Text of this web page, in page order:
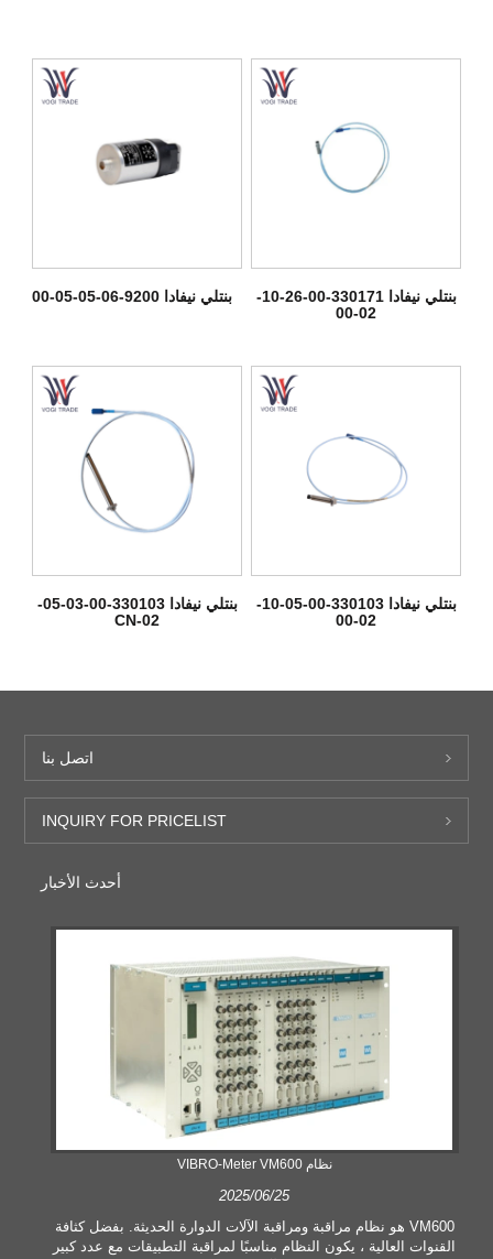
بنتلي نيفادا 9200-06-05-05-00
بنتلي نيفادا 330171-00-26-10-
02-00
بنتلي نيفادا 330103-00-03-05-
02-CN
بنتلي نيفادا 330103-00-05-10-
02-00
اتصل بنا
INQUIRY FOR PRICELIST
أحدث الأخبار
نظام VIBRO-Meter VM600
2025/06/25
VM600 هو نظام مراقبة ومراقبة الآلات الدوارة الحديثة. بفضل كثافة
القنوات العالية ، يكون النظام مناسبًا لمراقبة التطبيقات مع عدد كبير